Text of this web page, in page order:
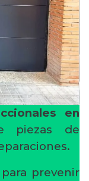
en
piezas de
prevenir